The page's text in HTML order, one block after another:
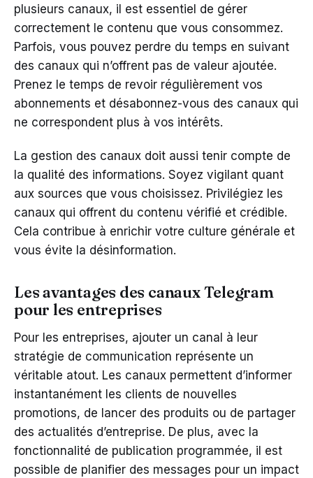
plusieurs canaux, il est essentiel de gérer
correctement le contenu que vous consommez.
Parfois, vous pouvez perdre du temps en suivant
des canaux qui n’offrent pas de valeur ajoutée.
Prenez le temps de revoir régulièrement vos
abonnements et désabonnez-vous des canaux qui
ne correspondent plus à vos intérêts.
La gestion des canaux doit aussi tenir compte de
la qualité des informations. Soyez vigilant quant
aux sources que vous choisissez. Privilégiez les
canaux qui offrent du contenu vérifié et crédible.
Cela contribue à enrichir votre culture générale et
vous évite la désinformation.
Les avantages des canaux Telegram
pour les entreprises
Pour les entreprises, ajouter un canal à leur
stratégie de communication représente un
véritable atout. Les canaux permettent d’informer
instantanément les clients de nouvelles
promotions, de lancer des produits ou de partager
des actualités d’entreprise. De plus, avec la
fonctionnalité de publication programmée, il est
possible de planifier des messages pour un impact